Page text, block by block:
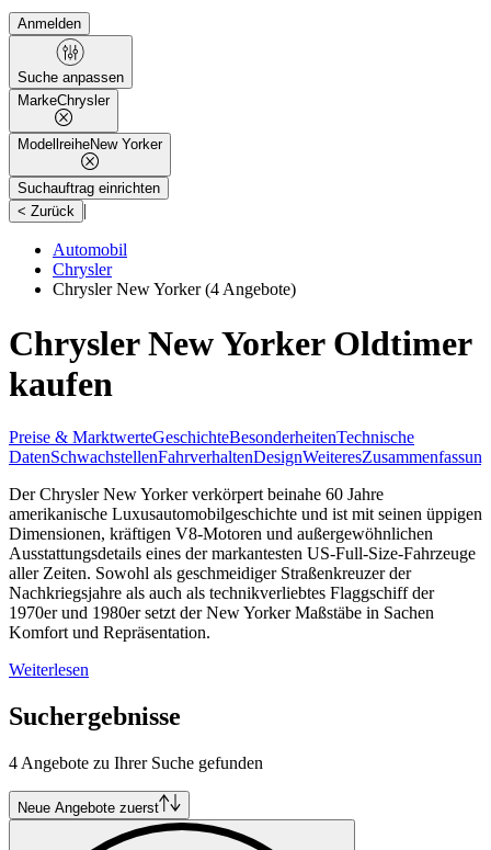
Anmelden
Suche anpassen
MarkeChrysler
ModellreiheNew Yorker
Suchauftrag einrichten
< Zurück |
Automobil
Chrysler
Chrysler New Yorker(4 Angebote)
Chrysler New Yorker Oldtimer
kaufen
Preise & MarktwerteGeschichteBesonderheitenTechnische
DatenSchwachstellenFahrverhaltenDesignWeiteresZusammenfassung
Der Chrysler New Yorker verkörpert beinahe 60 Jahre
amerikanische Luxusautomobilgeschichte und ist mit seinen üppigen
Dimensionen, kräftigen V8-Motoren und außergewöhnlichen
Ausstattungsdetails eines der markantesten US-Full-Size-Fahrzeuge
aller Zeiten. Sowohl als geschmeidiger Straßenkreuzer der
Nachkriegsjahre als auch als technikverliebtes Flaggschiff der
1970er und 1980er setzt der New Yorker Maßstäbe in Sachen
Komfort und Repräsentation.
Weiterlesen
Suchergebnisse
4 Angebote zu Ihrer Suche gefunden
Neue Angebote zuerst